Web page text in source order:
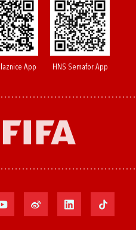
App HNS Semafor App